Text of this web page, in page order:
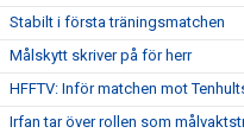
Stabilt i första träningsmatchen
Målskytt skriver på för herr
HFFTV: Inför matchen mot
Irfan tar över rollen som